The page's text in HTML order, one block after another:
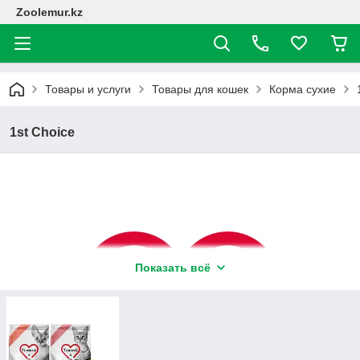
Zoolemur.kz
Товары и услуги Товары для кошек Корма сухие
1st Choice
Показать всё